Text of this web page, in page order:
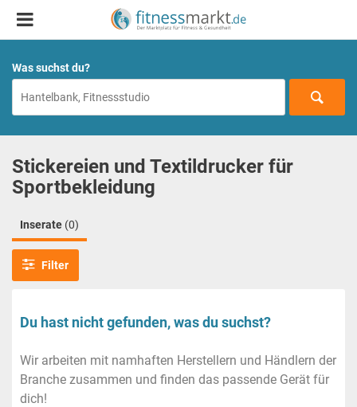
Was suchst du?
Stickereien und Textildrucker für
Sportbekleidung
Inserate (0)
Filter
Du hast nicht gefunden, was du suchst?
Wir arbeiten mit namhaften Herstellern und Händlern der
Branche zusammen und finden das passende Gerät für
dich!